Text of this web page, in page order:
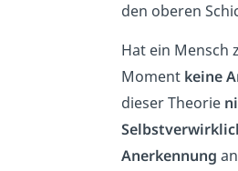
den oberen
Hat ein Mensch
Moment keine
dieser Theorie
Anerkennung